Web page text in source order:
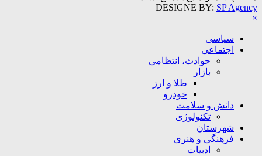
DESIGNE BY: SP Agency
×
سیاسی
اجتماعی
حوادث، انتظامی
بازار
طلا و ارز
خودرو
دانش و سلامت
تکنولوژی
شهرستان
فرهنگی و هنری
ادبیات